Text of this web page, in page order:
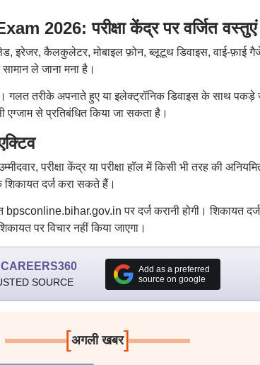
2026: परीक्षा केंद्र पर वर्जित वस्तुएं
इरेजर, कैलकुलेटर, मोबाइल फ़ोन, ब्लूटूथ डिवाइस, वाई-फ़ाई
ले जाना मना है।
गलत तरीके अपनाते हुए या इलेक्ट्रॉनिक डिवाइस के साथ पकड़े
एग्जाम से प्रतिबंधित किया जा सकता है।
परीक्षा केंद्र या परीक्षा हॉल में किसी भी तरह की
दर्ज करा सकते हैं।
bpsconline.bihar.gov.in पर दर्ज करानी होगी। शिकायत
पर विचार नहीं किया जाएगा।
CAREERS360
SOURCE
Add as a preferred
source on google
[अगली खबर]